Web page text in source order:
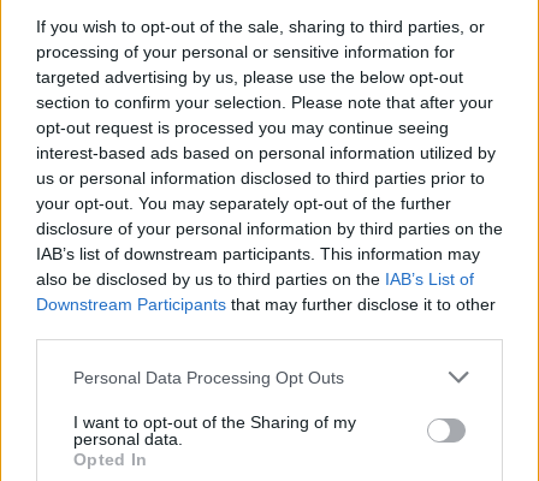
If you wish to opt-out of the sale, sharing to third parties, or
processing of your personal or sensitive information for
targeted advertising by us, please use the below opt-out
section to confirm your selection. Please note that after your
opt-out request is processed you may continue seeing
interest-based ads based on personal information utilized by
us or personal information disclosed to third parties prior to
your opt-out. You may separately opt-out of the further
disclosure of your personal information by third parties on the
IAB’s list of downstream participants. This information may
also be disclosed by us to third parties on the IAB’s List of
Downstream Participants that may further disclose it to other
Please note that this website/app uses one or more Google
not limited to your visit or usage behaviour. You may click to
grant or deny consent to Google and its third-party tags to
use your data for below specified purposes in below Google
Personal Data Processing Opt Outs
I want to opt-out of the Sharing of my
personal data.
Opted In
completamente sconosciute. Un episodio che, dopo
la denuncia delle interessate, era giunto fino in
tribunale. Qui però, lo scorso febbraio, il gip ne
aveva disposto l’archiviazione: a parere del
magistrato, infatti, l’atto non era doloso ma solo
sbagliato, in quanto chi lo aveva compiuto era
incappato nella mancanza di una norma specifica.
Precedente
Epatite acuta
anche a Roma
Successiva
Sabrina Ferilli
David di Donatello,
premio speciale
per l’attrice
romana